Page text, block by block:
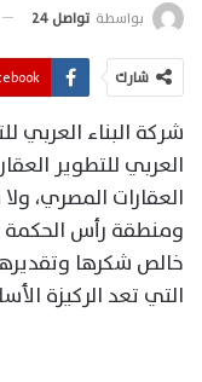
بواسطة تواصل 24
شارك
شركة البناء العربي
العربي للتطوير
العقارات المصري،
ومنطقة رأس الحكمة
خالص شكرها
التي تعد الركيزة